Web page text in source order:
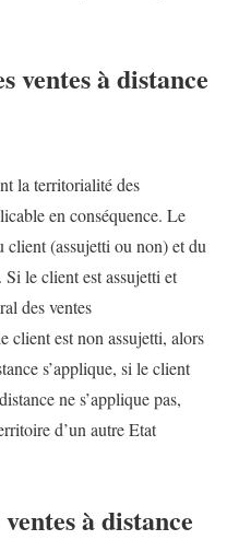
ventes à distance
la territorialité des
en conséquence. Le
(assujetti ou non) et du
le client est assujetti et
des ventes
client est non assujetti, alors
s’applique, si le client
ne s’applique pas,
d’un autre Etat
à distance